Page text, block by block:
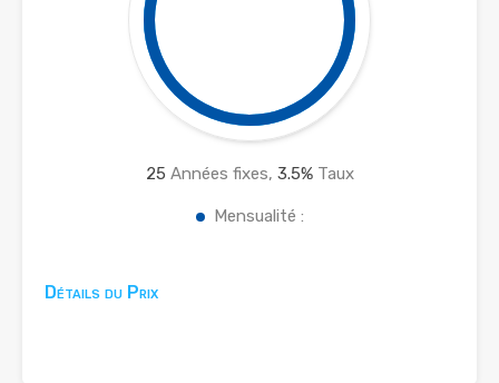
25 Années fixes, 3.5%Taux
Mensualité :
Détails du Prix